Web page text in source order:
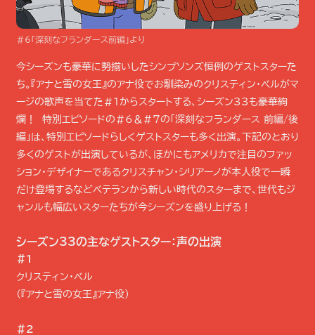
＃6「深刻なフランダース前編」より
今シーズンも豪華に勢揃いしたシンプソンズ恒例のゲストスターた
ち。『アナと雪の女王』のアナ役でお馴染みのクリスティン・ベルがマ
ージの歌声を当てた＃1からスタートする、シーズン33も豪華絢
爛！ 特別エピソードの＃6＆＃7の「深刻なフランダース 前編/後
編」は、特別エピソードらしくゲストスターも多く出演。下記のとおり
多くのゲストが出演しているが、ほかにもアメリカで注目のファッ
ション・デザイナーであるクリスチャン・シリアーノが本人役で一瞬
だけ登場するなどベテランから新しい時代のスターまで、世代もジ
ャンルも幅広いスターたちが今シーズンを盛り上げる！
シーズン33の主なゲストスター：声の出演
＃1
クリスティン・ベル
（『アナと雪の女王』アナ役）
＃2